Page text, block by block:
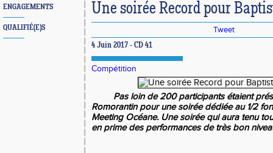
ENGAGEMENTS
QUALIFIÉ(E)S
Une soirée Record pour
Tweet
4 Juin 2017 - CD 41
Compétition
Pas loin de 200 participants étaient
Romorantin pour une soirée dédiée au 1/2
Meeting Océane. Une soirée qui aura tenu
en prime des performances de très bon